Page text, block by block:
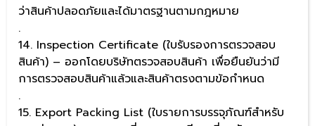
ว่าสินค้าปลอดภัยและได้มาตรฐานตามกฎหมาย
.
14. Inspection Certificate (ใบรับรองการตรวจสอบ
สินค้า) – ออกโดยบริษัทตรวจสอบสินค้า เพื่อยืนยันว่ามี
การตรวจสอบสินค้าแล้วและสินค้าตรงตามข้อกำหนด
.
15. Export Packing List (ใบรายการบรรจุภัณฑ์สำหรับ